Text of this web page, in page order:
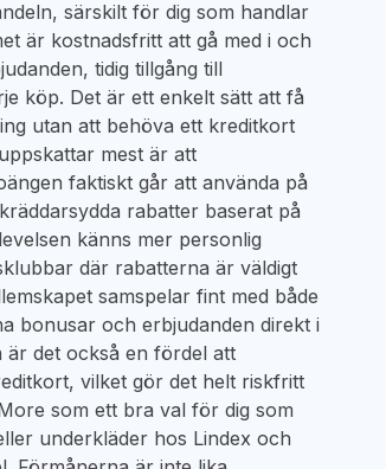
särskilt för dig som handlar
är kostnadsfritt att gå med i och
tidig tillgång till
köp. Det är ett enkelt sätt att få
utan att behöva ett kreditkort
mest är att
faktiskt går att använda på
rabatter baserat på
känns mer personlig
där rabatterna är väldigt
samspelar fint med både
bonusar och erbjudanden direkt i
är det också en fördel att
vilket gör det helt riskfritt
som ett bra val för dig som
underkläder hos Lindex och